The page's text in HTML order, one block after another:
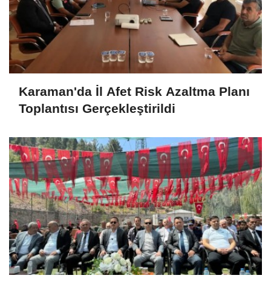
Karaman'da İl Afet Risk Azaltma Planı
Toplantısı Gerçekleştirildi